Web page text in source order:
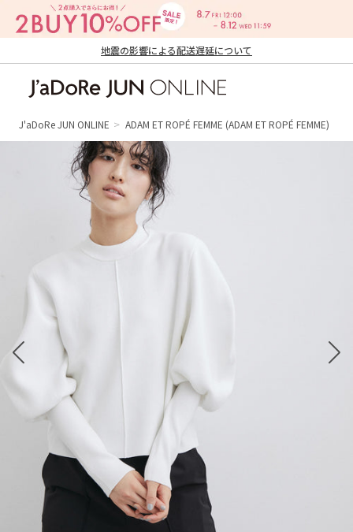
地震の影響による配送遅延について
ン オンライン）
J'aDoRe JUN ONLINE ADAM ET ROPÉ FEMME (ADAM ET ROPÉ FEMME)